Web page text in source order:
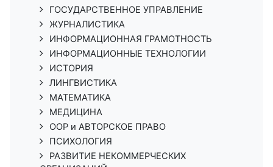
ГОСУДАРСТВЕННОЕ УПРАВЛЕНИЕ
ЖУРНАЛИСТИКА
ИНФОРМАЦИОННАЯ ГРАМОТНОСТЬ
ИНФОРМАЦИОННЫЕ ТЕХНОЛОГИИ
ИСТОРИЯ
ЛИНГВИСТИКА
МАТЕМАТИКА
МЕДИЦИНА
ООР и АВТОРСКОЕ ПРАВО
ПСИХОЛОГИЯ
РАЗВИТИЕ НЕКОММЕРЧЕСКИХ